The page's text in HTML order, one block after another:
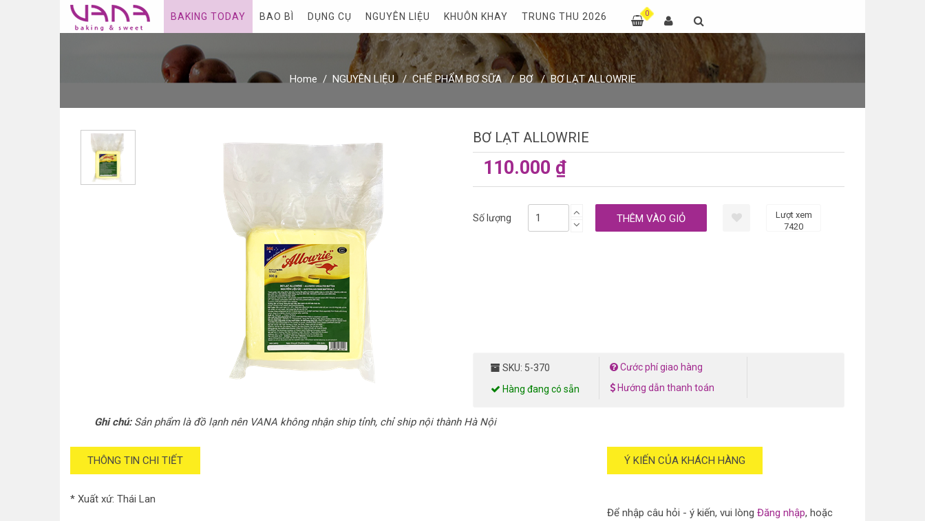
BAKING TODAY BAO BÌ DỤNG CỤ NGUYÊN LIỆU KHUÔN KHAY TRUNG THU 2026 0
Home NGUYÊN LIỆU CHẾ PHẨM BƠ SỮA BƠ BƠ LẠT ALLOWRIE
BƠ LẠT ALLOWRIE
110.000 ₫
Số lượng
Lượt xem
7420
SKU: 5-370
Hàng đang có sẵn
Cước phí giao hàng
Hướng dẫn thanh toán
Ghi chú: Sản phẩm là đồ lạnh nên VANA không nhận ship tỉnh, chỉ ship nội thành Hà Nội
THÔNG TIN CHI TIẾT
* Xuất xứ: Thái Lan
Ý KIẾN CỦA KHÁCH HÀNG
Để nhập câu hỏi - ý kiến, vui lòng Đăng nhập, hoặc